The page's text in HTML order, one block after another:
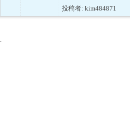
投稿者: kim484871